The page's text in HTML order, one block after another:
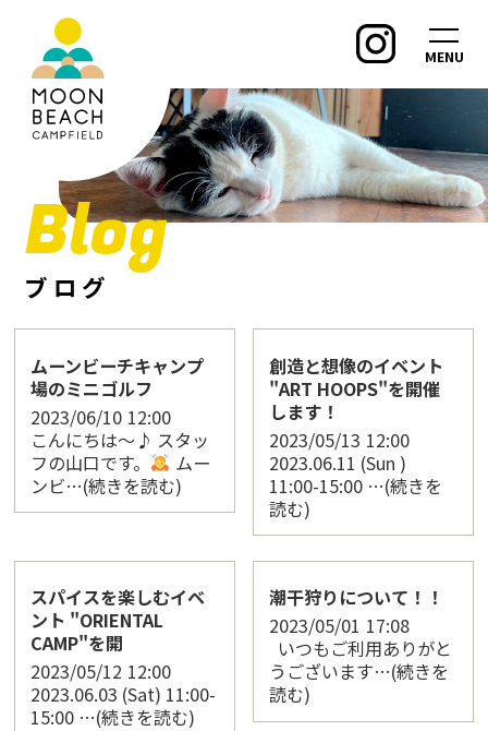
MENU
Blog
ブログ
ムーンビーチキャンプ
場のミニゴルフ
2023/06/10 12:00
こんにちは〜♪ スタッ
フの山口です。
ムー
ンビ…(続きを読む)
創造と想像のイベント
"ART HOOPS"を開催
します！
2023/05/13 12:00
2023.06.11 (Sun )
11:00-15:00 …(続きを
読む)
スパイスを楽しむイベ
ント "ORIENTAL
CAMP"を開
2023/05/12 12:00
2023.06.03 (Sat) 11:00-
15:00 …(続きを読む)
潮干狩りについて！！
2023/05/01 17:08
いつもご利用ありがと
うございます…(続きを
読む)